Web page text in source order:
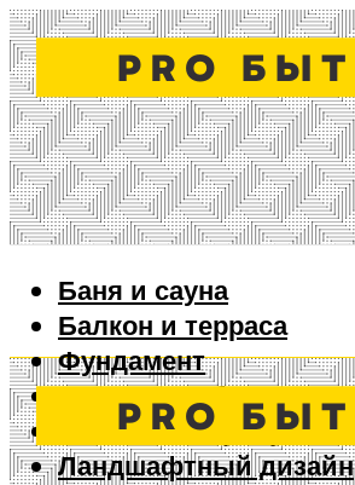
Баня и сауна
Балкон и терраса
Фундамент
Ворота и забор
Дизайн интерьера
Ландшафтный дизайн